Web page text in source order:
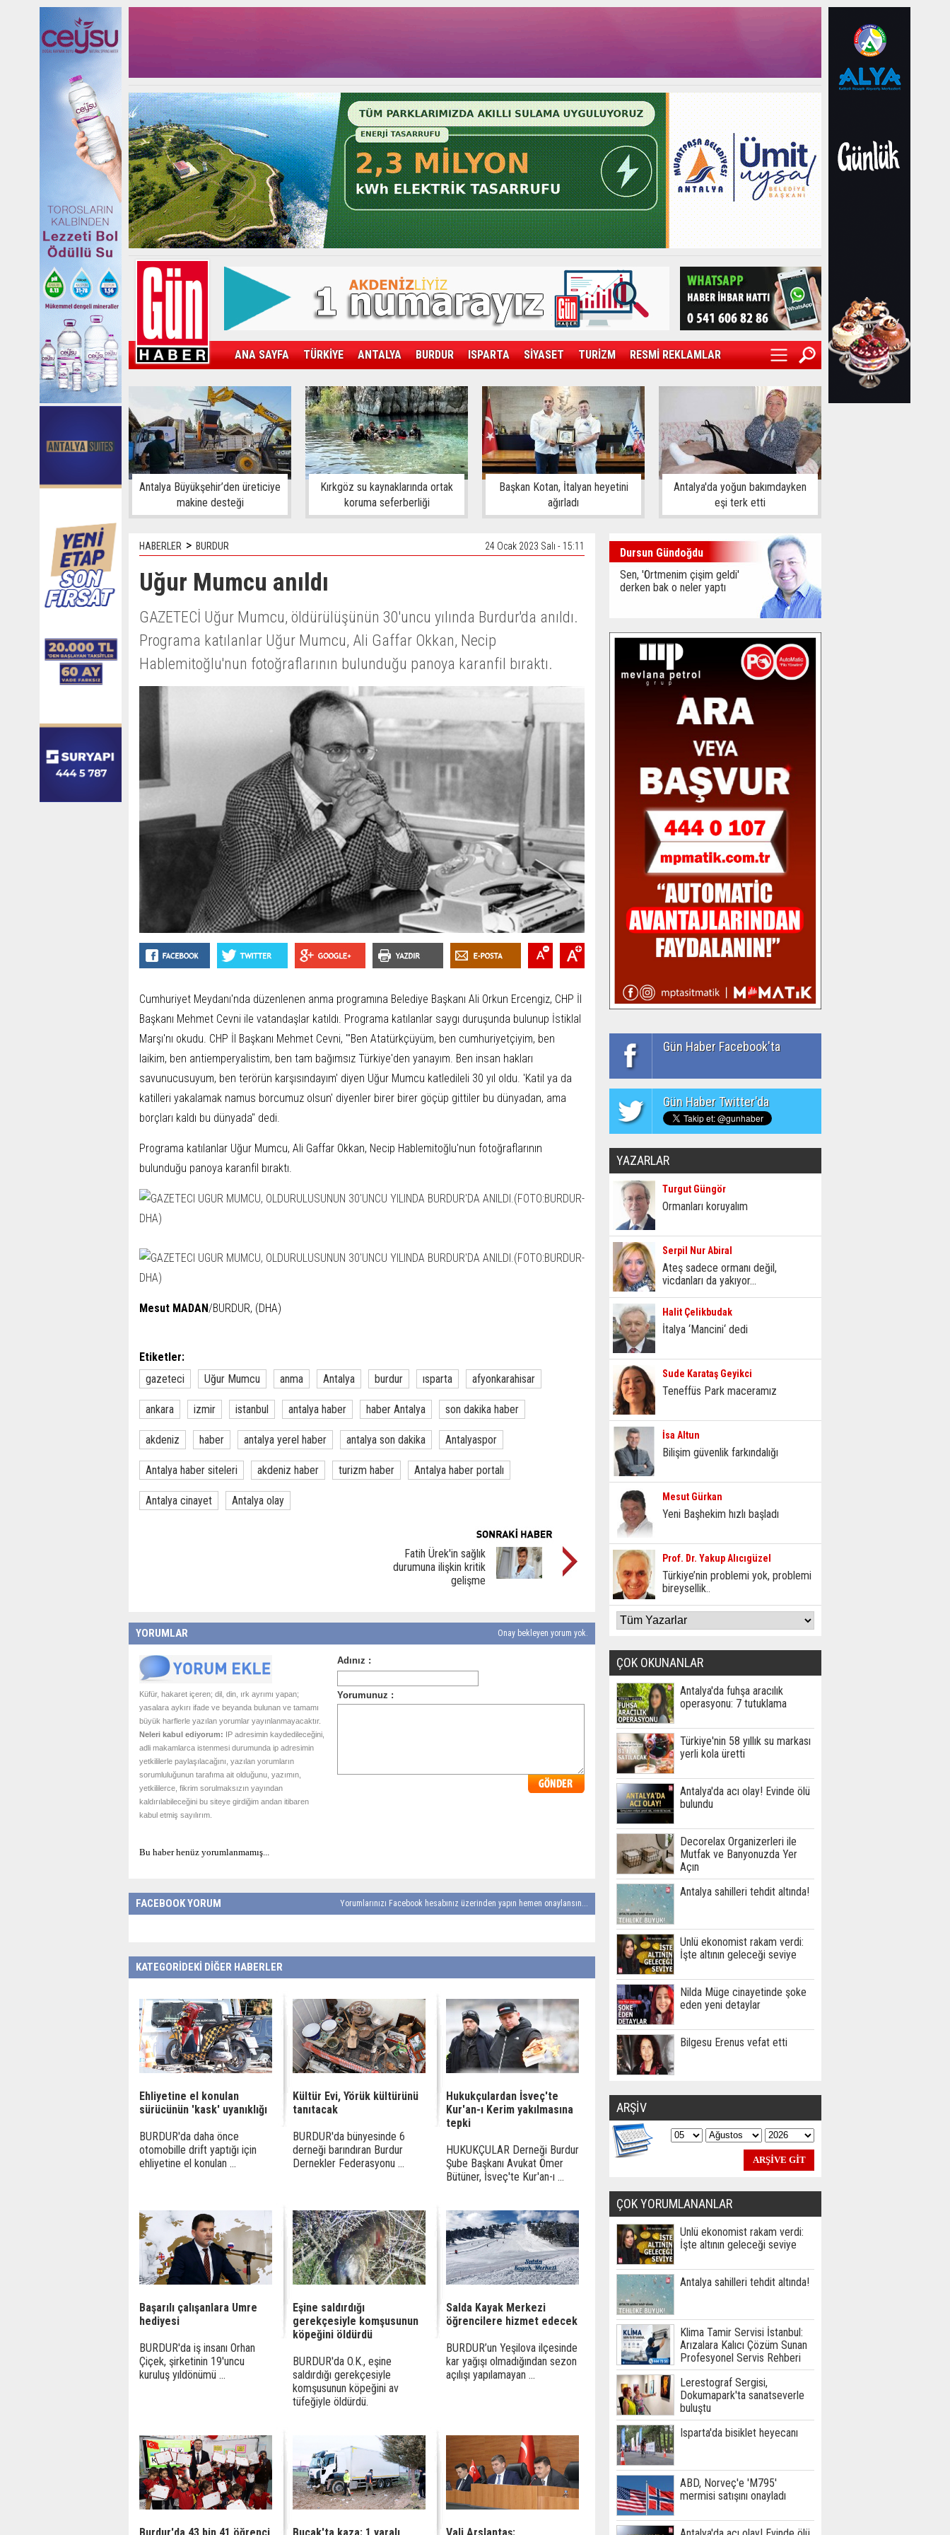
ANA SAYFA TÜRKİYE ANTALYA BURDUR ISPARTA SİYASET TURİZM RESMİ REKLAMLAR
KAMPÜS SPOR GÜN'ÜN ÜRÜNÜ SAĞLIK EKONOMİ DÜNYA
Antalya Büyükşehir’den üreticiye
makine desteği
Kırkgöz su kaynaklarında ortak
koruma seferberliği
Başkan Kotan, İtalyan heyetini
ağırladı
Antalya'da yoğun bakımdayken
eşi terk etti
HABERLER > BURDUR 24 Ocak 2023 Salı - 15:11
Uğur Mumcu anıldı
GAZETECİ Uğur Mumcu, öldürülüşünün 30'uncu yılında Burdur'da anıldı.
Programa katılanlar Uğur Mumcu, Ali Gaffar Okkan, Necip
Hablemitoğlu'nun fotoğraflarının bulunduğu panoya karanfil bıraktı.
Cumhuriyet Meydanı'nda düzenlenen anma programına Belediye Başkanı Ali Orkun Ercengiz, CHP İl
Başkanı Mehmet Cevni ile vatandaşlar katıldı. Programa katılanlar saygı duruşunda bulunup İstiklal
Marşı'nı okudu. CHP İl Başkanı Mehmet Cevni, "'Ben Atatürkçüyüm, ben cumhuriyetçiyim, ben
laikim, ben antiemperyalistim, ben tam bağımsız Türkiye'den yanayım. Ben insan hakları
savunucusuyum, ben terörün karşısındayım' diyen Uğur Mumcu katledileli 30 yıl oldu. 'Katil ya da
katilleri yakalamak namus borcumuz olsun' diyenler birer birer göçüp gittiler bu dünyadan, ama
borçları kaldı bu dünyada" dedi.
Programa katılanlar Uğur Mumcu, Ali Gaffar Okkan, Necip Hablemitoğlu'nun fotoğraflarının
bulunduğu panoya karanfil bıraktı.
Mesut MADAN/BURDUR, (DHA)
Etiketler:
gazeteci
Uğur Mumcu anma Antalya burdur ısparta afyonkarahisar
ankara izmir istanbul antalya haber haber Antalya son dakika haber
akdeniz haber antalya yerel haber antalya son dakika Antalyaspor
Antalya haber siteleri akdeniz haber turizm haber Antalya haber portalı
Antalya cinayet Antalya olay
Fatih Ürek'in sağlık
durumuna ilişkin kritik
gelişme
YORUMLAR Onay bekleyen yorum yok.
Küfür, hakaret içeren; dil, din, ırk ayrımı yapan;
yasalara aykırı ifade ve beyanda bulunan ve tamamı
büyük harflerle yazılan yorumlar yayınlanmayacaktır.
Neleri kabul ediyorum: IP adresimin kaydedileceğini,
adli makamlarca istenmesi durumunda ip adresimin
yetkililerle paylaşılacağını, yazılan yorumların
sorumluluğunun tarafıma ait olduğunu, yazımın,
yetkililerce, fikrim sorulmaksızın yayından
kaldırılabileceğini bu siteye girdiğim andan itibaren
kabul etmiş sayılırım.
Bu haber henüz yorumlanmamış...
FACEBOOK YORUM Yorumlarınızı Facebook hesabınız üzerinden yapın hemen onaylansın...
KATEGORİDEKİ DİĞER HABERLER
Ehliyetine el konulan
sürücünün 'kask' uyanıklığı
BURDUR'da daha önce
otomobille drift yaptığı için
ehliyetine el konulan ...
Kültür Evi, Yörük kültürünü
tanıtacak
BURDUR'da bünyesinde 6
derneği barındıran Burdur
Dernekler Federasyonu ...
Hukukçulardan İsveç'te
Kur'an-ı Kerim yakılmasına
tepki
HUKUKÇULAR Derneği Burdur
Şube Başkanı Avukat Ömer
Bütüner, İsveç'te Kur'an-ı ...
Başarılı çalışanlara Umre
hediyesi
BURDUR'da iş insanı Orhan
Çiçek, şirketinin 19'uncu
kuruluş yıldönümü ...
Eşine saldırdığı
gerekçesiyle komşusunun
köpeğini öldürdü
BURDUR'da O.K., eşine
saldırdığı gerekçesiyle
komşusunun köpeğini av
tüfeğiyle öldürdü.
Salda Kayak Merkezi
öğrencilere hizmet edecek
BURDUR’un Yeşilova ilçesinde
kar yağışı olmadığından sezon
açılışı yapılamayan ...
Dursun Gündoğdu
Sen, 'Örtmenim çişim geldi'
derken bak o neler yaptı
Gün Haber Facebook'ta
Gün Haber Twitter'da
YAZARLAR
Turgut Güngör
Ormanları koruyalım
Serpil Nur Abiral
Ateş sadece ormanı değil,
vicdanları da yakıyor...
Halit Çelikbudak
İtalya ‘Mancini‘ dedi
Sude Karataş Geyikci
Teneffüs Park maceramız
İsa Altun
Bilişim güvenlik farkındalığı
Mesut Gürkan
Yeni Başhekim hızlı başladı
Prof. Dr. Yakup Alıcıgüzel
Türkiye’nin problemi yok, problemi
bireysellik..
ÇOK OKUNANLAR
Antalya'da fuhşa aracılık
operasyonu: 7 tutuklama
Türkiye'nin 58 yıllık su markası
yerli kola üretti
Antalya'da acı olay! Evinde ölü
bulundu
Decorelax Organizerleri ile
Mutfak ve Banyonuzda Yer
Açın
Antalya sahilleri tehdit altında!
Ünlü ekonomist rakam verdi:
İşte altının geleceği seviye
Nilda Müge cinayetinde şoke
eden yeni detaylar
Bilgesu Erenus vefat etti
ARŞİV
ÇOK YORUMLANANLAR
Ünlü ekonomist rakam verdi:
İşte altının geleceği seviye
Antalya sahilleri tehdit altında!
Klima Tamir Servisi İstanbul:
Arızalara Kalıcı Çözüm Sunan
Profesyonel Servis Rehberi
Lerestograf Sergisi,
Dokumapark'ta sanatseverle
buluştu
Isparta'da bisiklet heyecanı
ABD, Norveç'e 'M795'
mermisi satışını onayladı